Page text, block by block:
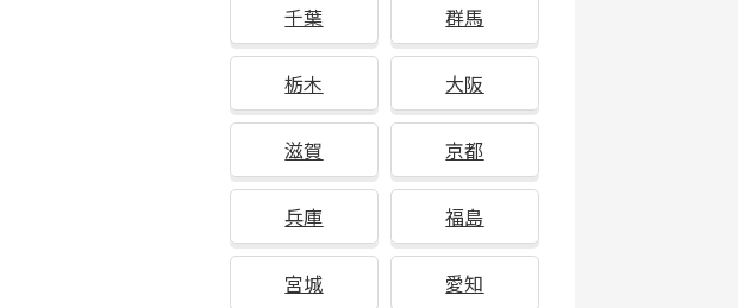
千葉 群馬
栃木 大阪
滋賀 京都
兵庫 福島
宮城 愛知